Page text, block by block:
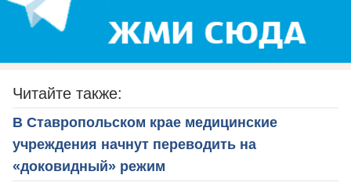
Читайте также:
В Ставропольском крае медицинские
учреждения начнут переводить на
«доковидный» режим